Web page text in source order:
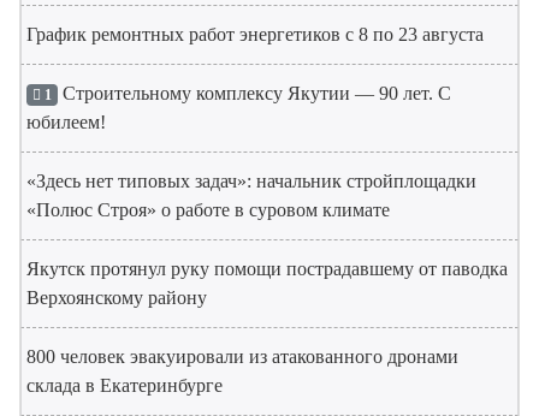
График ремонтных работ энергетиков с 8 по 23 августа
1 Строительному комплексу Якутии — 90 лет. С
юбилеем!
«Здесь нет типовых задач»: начальник стройплощадки
«Полюс Строя» о работе в суровом климате
Якутск протянул руку помощи пострадавшему от паводка
Верхоянскому району
800 человек эвакуировали из атакованного дронами
склада в Екатеринбурге